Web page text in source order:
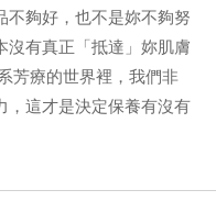
不夠好，也不是妳不夠努
沒有真正「抵達」妳肌膚
芳療的世界裡，我們非
，這才是決定保養有沒有